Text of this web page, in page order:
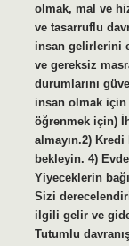
olmak, mal ve
ve tasarruflu
insan gelirlerini
ve gereksiz
durumlarını
insan olmak için
öğrenmek için)
almayın.2) Kredi
bekleyin. 4) Evde
Yiyeceklerin
Sizi
ilgili gelir ve
Tutumlu